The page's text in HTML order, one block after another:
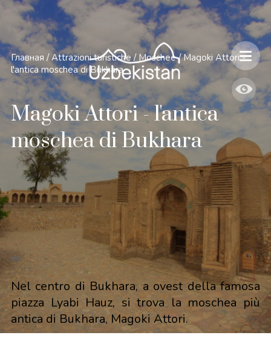
Главная / Attrazioni turistiche / Moschee / Magoki Attori -
l'antica moschea di Bukhara
Magoki Attori - l'antica
moschea di Bukhara
Nel centro di Bukhara, a ovest della famosa
piazza Lyabi Hauz, si trova la moschea più
antica di Bukhara, Magoki Attori.